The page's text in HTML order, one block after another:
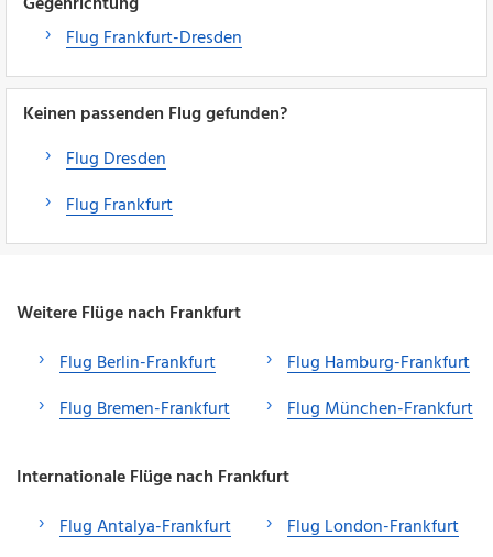
Flug Frankfurt-Dresden
Keinen passenden Flug gefunden?
Flug Dresden
Flug Frankfurt
Weitere Flüge nach Frankfurt
Flug Berlin-Frankfurt
Flug Bremen-Frankfurt
Flug Hamburg-Frankfurt
Flug München-Frankfurt
Internationale Flüge nach Frankfurt
Flug Antalya-Frankfurt
Flug London-Frankfurt